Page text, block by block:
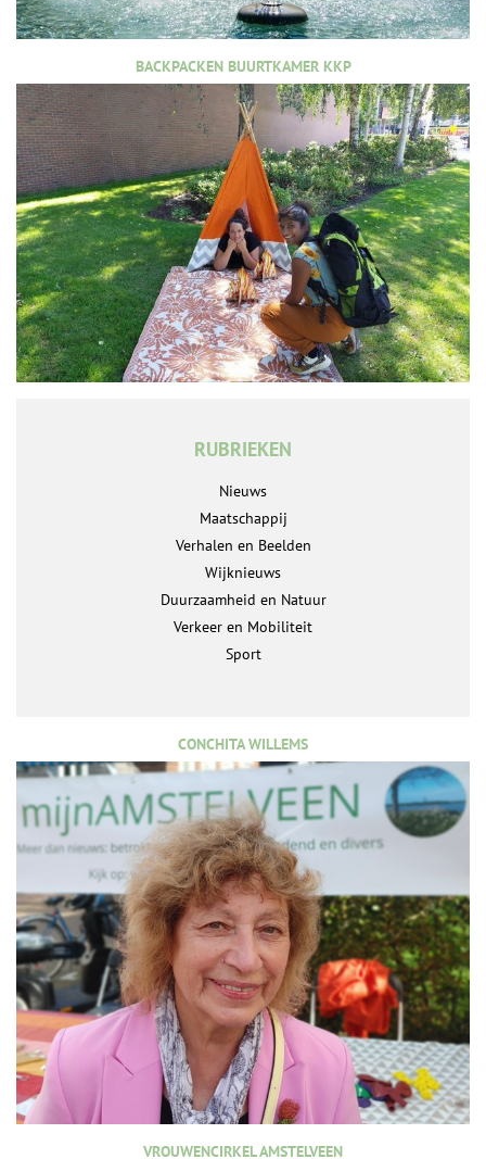
BACKPACKEN BUURTKAMER KKP
RUBRIEKEN
Nieuws
Maatschappij
Verhalen en Beelden
Wijknieuws
Duurzaamheid en Natuur
Verkeer en Mobiliteit
Sport
CONCHITA WILLEMS
VROUWENCIRKEL AMSTELVEEN